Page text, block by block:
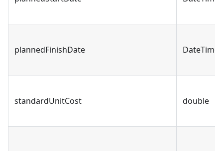
plannedFinishDate DateTime
standardUnitCost double